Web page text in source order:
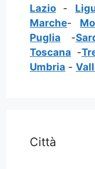
Lazio -
Marche-
Puglia -
Toscana -
Umbria -
Città